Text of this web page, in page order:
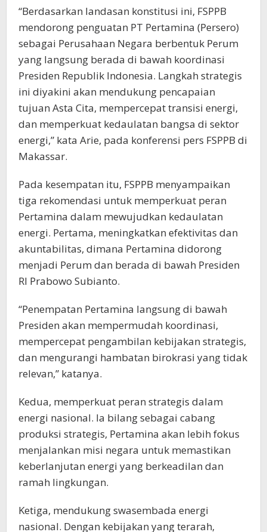
“Berdasarkan landasan konstitusi ini, FSPPB
mendorong penguatan PT Pertamina (Persero)
sebagai Perusahaan Negara berbentuk Perum
yang langsung berada di bawah koordinasi
Presiden Republik Indonesia. Langkah strategis
ini diyakini akan mendukung pencapaian
tujuan Asta Cita, mempercepat transisi energi,
dan memperkuat kedaulatan bangsa di sektor
energi,” kata Arie, pada konferensi pers FSPPB di
Makassar.
Pada kesempatan itu, FSPPB menyampaikan
tiga rekomendasi untuk memperkuat peran
Pertamina dalam mewujudkan kedaulatan
energi. Pertama, meningkatkan efektivitas dan
akuntabilitas, dimana Pertamina didorong
menjadi Perum dan berada di bawah Presiden
RI Prabowo Subianto.
“Penempatan Pertamina langsung di bawah
Presiden akan mempermudah koordinasi,
mempercepat pengambilan kebijakan strategis,
dan mengurangi hambatan birokrasi yang tidak
relevan,” katanya.
Kedua, memperkuat peran strategis dalam
energi nasional. Ia bilang sebagai cabang
produksi strategis, Pertamina akan lebih fokus
menjalankan misi negara untuk memastikan
keberlanjutan energi yang berkeadilan dan
ramah lingkungan.
Ketiga, mendukung swasembada energi
nasional. Dengan kebijakan yang terarah,